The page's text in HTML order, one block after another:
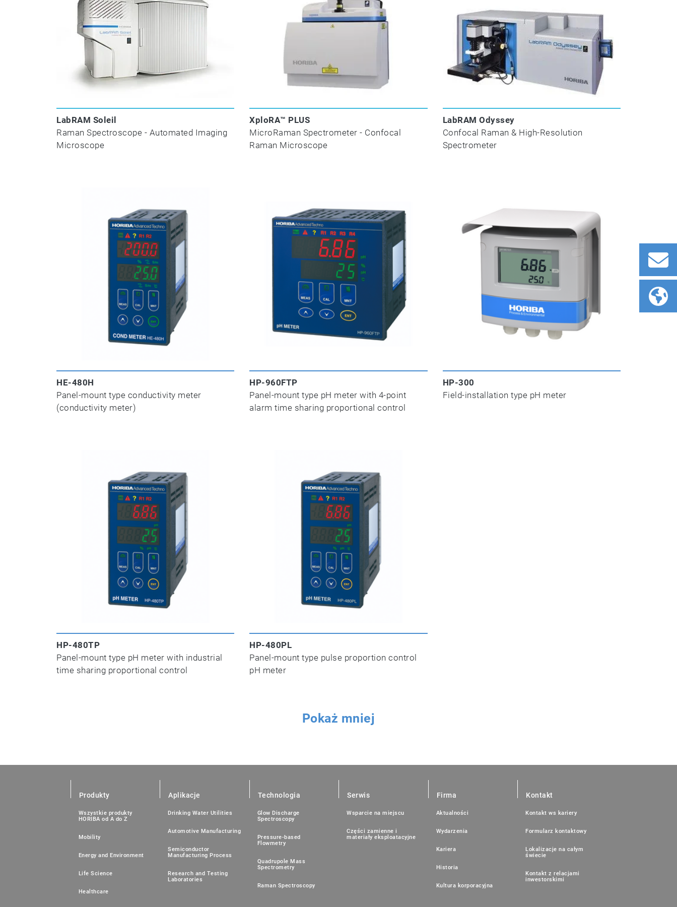
LabRAM Soleil
Raman Spectroscope - Automated Imaging
Microscope
XploRA™ PLUS
MicroRaman Spectrometer - Confocal
Raman Microscope
LabRAM Odyssey
Confocal Raman & High-Resolution
Spectrometer
HE-480H
Panel-mount type conductivity meter
(conductivity meter)
HP-960FTP
Panel-mount type pH meter with 4-point
alarm time sharing proportional control
HP-300
Field-installation type pH meter
HP-480TP
Panel-mount type pH meter with industrial
time sharing proportional control
HP-480PL
Panel-mount type pulse proportion control
pH meter
Pokaż mniej
Produkty
Wszystkie produkty
HORIBA od A do Z
Mobility
Energy and Environment
Life Science
Healthcare
Aplikacje
Drinking Water Utilities
Automotive Manufacturing
Semiconductor
Manufacturing Process
Research and Testing
Laboratories
Technologia
Glow Discharge
Spectroscopy
Pressure-based
Flowmetry
Quadrupole Mass
Spectrometry
Raman Spectroscopy
Serwis
Wsparcie na miejscu
Części zamienne i
materiały eksploatacyjne
Firma
Aktualności
Wydarzenia
Kariera
Historia
Kultura korporacyjna
Kontakt
Kontakt ws kariery
Formularz kontaktowy
Lokalizacje na całym
świecie
Kontakt z relacjami
inwestorskimi